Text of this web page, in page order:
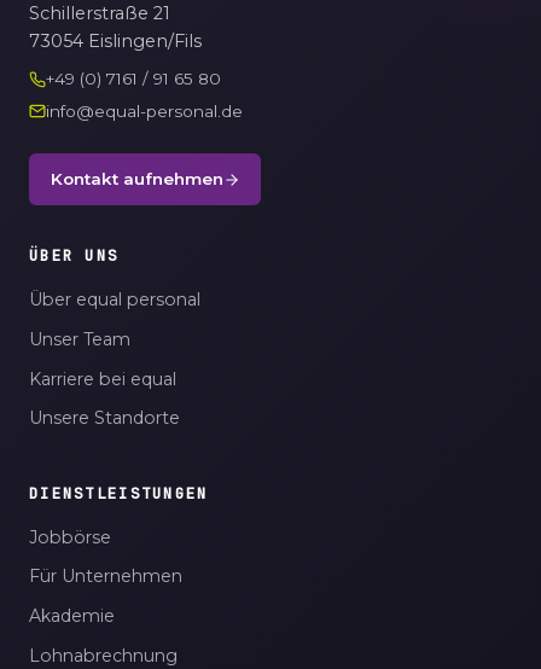
Schillerstraße 21
73054 Eislingen/Fils
+49 (0) 7161 / 91 65 80
info@equal-personal.de
Kontakt aufnehmen
ÜBER UNS
Über equal personal
Unser Team
Karriere bei equal
Unsere Standorte
DIENSTLEISTUNGEN
Jobbörse
Für Unternehmen
Akademie
Lohnabrechnung